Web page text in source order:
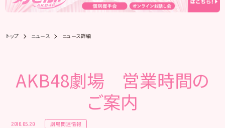
トップ ニュース ニュース詳細
AKB48劇場 営業時間の
ご案内
2016.05.20 劇場関連情報